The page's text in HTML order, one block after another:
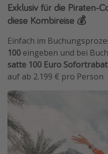
Exklusiv für die Piraten-
diese Kombireise 💰
Einfach im
100 eingeben und bei
satte 100 Euro
auf ab 2.199 € pro Person